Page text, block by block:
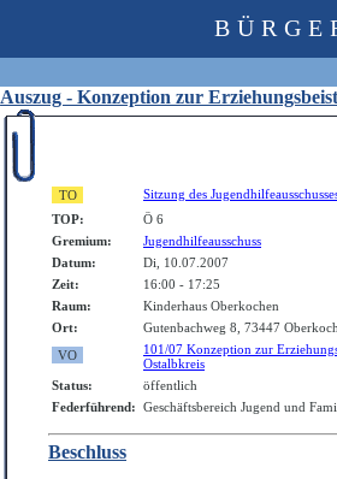
Auszug - Konzeption zur
Sitzung des
TOP:
Ö 6
Gremium:
Jugendhilfeausschuss
Datum:
Di, 10.07.2007
Zeit:
16:00 - 17:25
Raum:
Kinderhaus Oberkochen
Ort:
Gutenbachweg 8, 73447
101/07 Konzeption zur
Ostalbkreis
Status:
öffentlich
Federführend: Geschäftsbereich Jugend und
Beschluss